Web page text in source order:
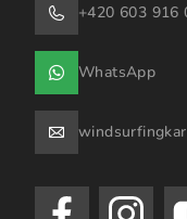
+420 603 916
WhatsApp